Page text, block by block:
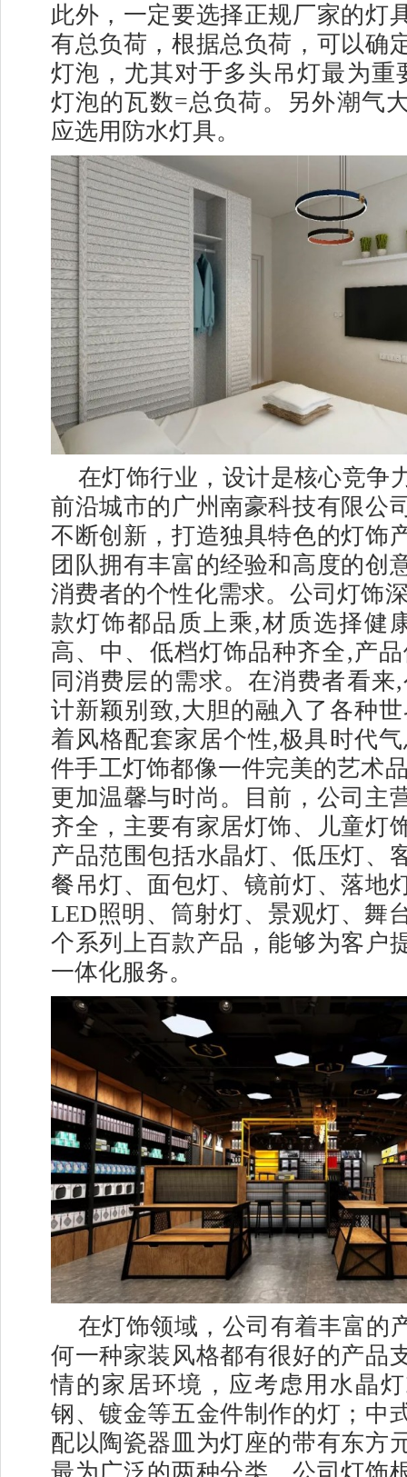
此外，一定要选择正规厂家的灯
有总负荷，根据总负荷，可以确
灯泡，尤其对于多头吊灯最为重
灯泡的瓦数=总负荷。另外潮气
应选用防水灯具。
在灯饰行业，设计是核心竞争
前沿城市的广州南豪科技有限公
不断创新，打造独具特色的灯饰
团队拥有丰富的经验和高度的创
消费者的个性化需求。公司灯饰
款灯饰都品质上乘,材质选择健
高、中、低档灯饰品种齐全,产
同消费层的需求。在消费者看来
计新颖别致,大胆的融入了各种
着风格配套家居个性,极具时代
件手工灯饰都像一件完美的艺术
更加温馨与时尚。目前，公司主
齐全，主要有家居灯饰、儿童灯
产品范围包括水晶灯、低压灯、
餐吊灯、面包灯、镜前灯、落地
LED照明、筒射灯、景观灯、舞
个系列上百款产品，能够为客户
一体化服务。
在灯饰领域，公司有着丰富的
何一种家装风格都有很好的产品
情的家居环境，应考虑用水晶
钢、镀金等五金件制作的灯；中
配以陶瓷器皿为灯座的带有东方